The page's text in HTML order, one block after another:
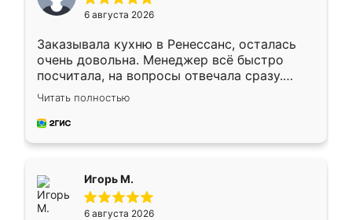
6 августа 2026
Заказывала кухню в Ренессанс, осталась
очень довольна. Менеджер всё быстро
посчитала, на вопросы отвечала сразу.
Замерщик приехал в субботу, подошёл к
делу со всей ответственностью. Собрали
за день, ребята работали аккуратно, даже
Читать полностью
Игорь М.
6 августа 2026